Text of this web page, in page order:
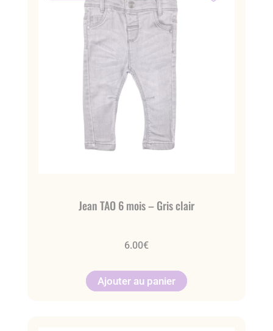
Jean TAO 6 mois – Gris clair
6.00€
Ajouter au panier